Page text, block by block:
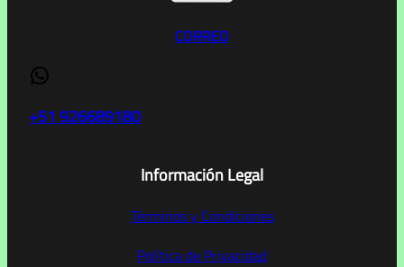
CORREO
WhatsApp
+51 926689180
Información Legal
Términos y Condiciones
Política de Privacidad